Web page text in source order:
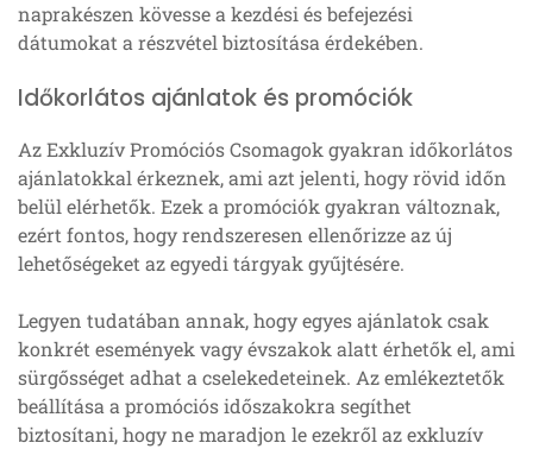
naprakészen kövesse a kezdési és befejezési
dátumokat a részvétel biztosítása érdekében.
Időkorlátos ajánlatok és promóciók
Az Exkluzív Promóciós Csomagok gyakran időkorlátos
ajánlatokkal érkeznek, ami azt jelenti, hogy rövid időn
belül elérhetők. Ezek a promóciók gyakran változnak,
ezért fontos, hogy rendszeresen ellenőrizze az új
lehetőségeket az egyedi tárgyak gyűjtésére.
Legyen tudatában annak, hogy egyes ajánlatok csak
konkrét események vagy évszakok alatt érhetők el, ami
sürgősséget adhat a cselekedeteinek. Az emlékeztetők
beállítása a promóciós időszakokra segíthet
biztosítani, hogy ne maradjon le ezekről az exkluzív